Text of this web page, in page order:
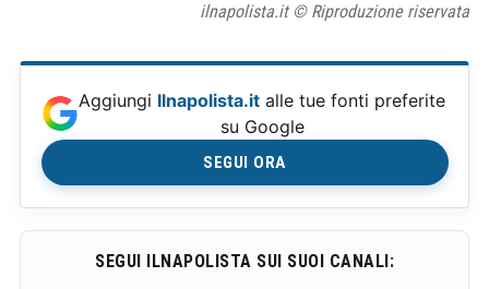
ilnapolista.it © Riproduzione riservata
Aggiungi Ilnapolista.it alle tue fonti preferite
su Google
SEGUI ORA
SEGUI ILNAPOLISTA SUI SUOI CANALI: